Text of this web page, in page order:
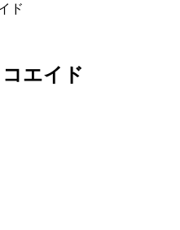
ド
エイド